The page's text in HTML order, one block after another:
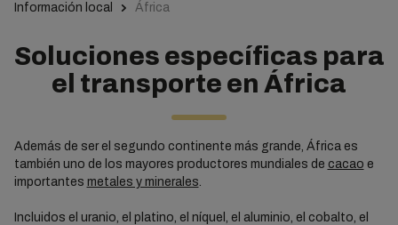
Información local África
Soluciones específicas para
el transporte en África
Además de ser el segundo continente más grande, África es
también uno de los mayores productores mundiales de cacao e
importantes metales y minerales.
Incluidos el uranio, el platino, el níquel, el aluminio, el cobalto, el